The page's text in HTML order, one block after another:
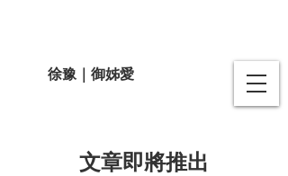
徐豫｜御姊愛
文章即將推出